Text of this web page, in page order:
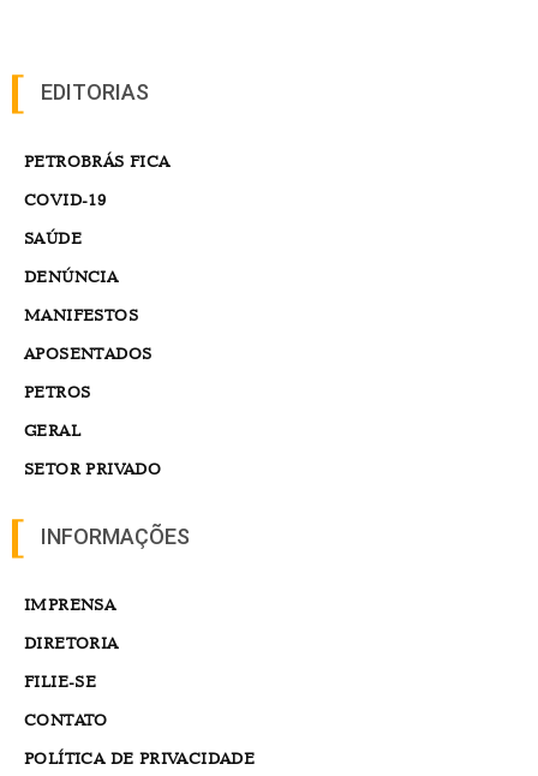
EDITORIAS
PETROBRÁS FICA
COVID-19
SAÚDE
DENÚNCIA
MANIFESTOS
APOSENTADOS
PETROS
GERAL
SETOR PRIVADO
INFORMAÇÕES
IMPRENSA
DIRETORIA
FILIE-SE
CONTATO
POLÍTICA DE PRIVACIDADE